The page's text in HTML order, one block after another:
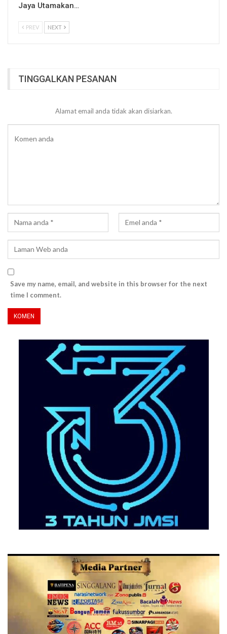
Jaya Utamakan…
PREV NEXT
TINGGALKAN PESANAN
Alamat email anda tidak akan disiarkan.
Save my name, email, and website in this browser for the next
time I comment.